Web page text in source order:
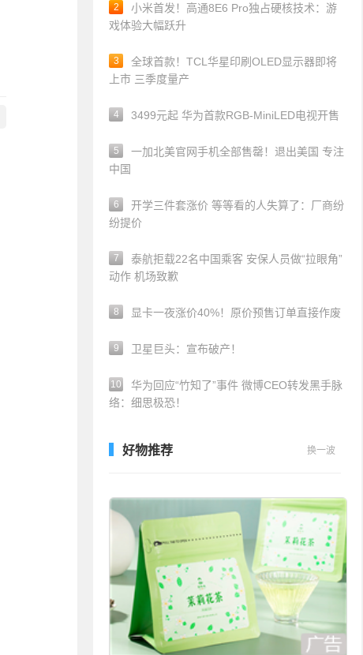
2
小米首发！高通8E6 Pro独占硬核技术：游
戏体验大幅跃升
3
全球首款！TCL华星印刷OLED显示器即将
上市 三季度量产
4 3499元起 华为首款RGB-MiniLED电视开售
5
一加北美官网手机全部售罄！退出美国 专注
中国
6
开学三件套涨价 等等看的人失算了：厂商纷
纷提价
7
泰航拒载22名中国乘客 安保人员做“拉眼角”
动作 机场致歉
8 显卡一夜涨价40%！原价预售订单直接作废
9 卫星巨头：宣布破产！
10
华为回应“竹知了”事件 微博CEO转发黑手脉
络：细思极恐！
好物推荐 换一波